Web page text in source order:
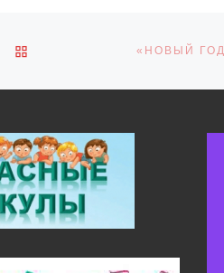
ОБРАТНО К СПИСКУ